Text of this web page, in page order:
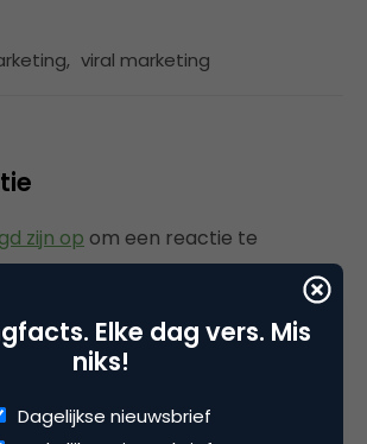
, viral marketing
zijn op om een reactie te
Elke dag vers. Mis
niks!
Dagelijkse nieuwsbrief